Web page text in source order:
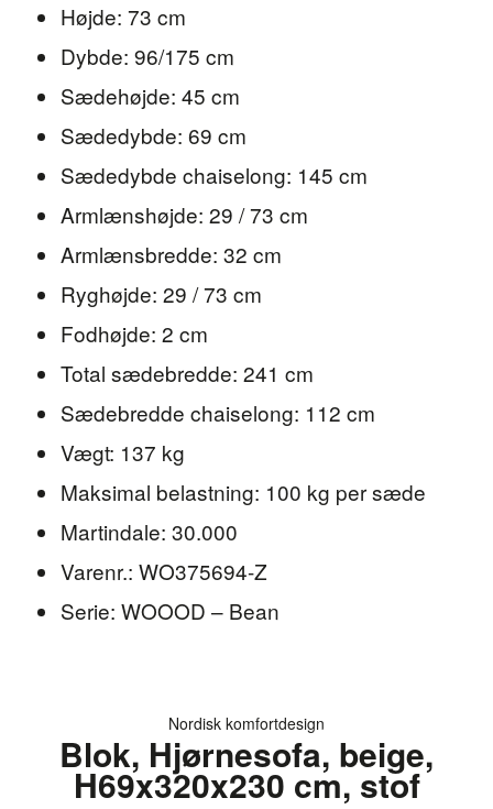
Højde: 73 cm
Dybde: 96/175 cm
Sædehøjde: 45 cm
Sædedybde: 69 cm
Sædedybde chaiselong: 145 cm
Armlænshøjde: 29 / 73 cm
Armlænsbredde: 32 cm
Ryghøjde: 29 / 73 cm
Fodhøjde: 2 cm
Total sædebredde: 241 cm
Sædebredde chaiselong: 112 cm
Vægt: 137 kg
Maksimal belastning: 100 kg per sæde
Martindale: 30.000
Varenr.: WO375694-Z
Serie: WOOOD – Bean
Nordisk komfortdesign
Blok, Hjørnesofa, beige,
H69x320x230 cm, stof